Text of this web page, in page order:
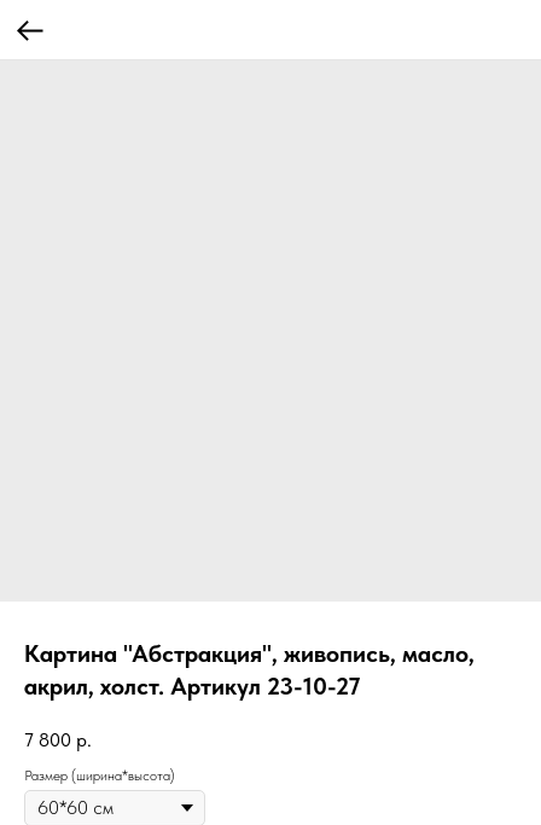
Картина "Абстракция", живопись, масло,
акрил, холст. Артикул 23-10-27
7 800 р.
Размер (ширина*высота)